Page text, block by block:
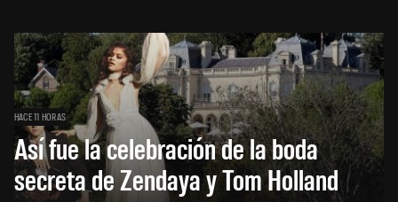
HACE 11 HORAS
Así fue la celebración de la boda
secreta de Zendaya y Tom Holland